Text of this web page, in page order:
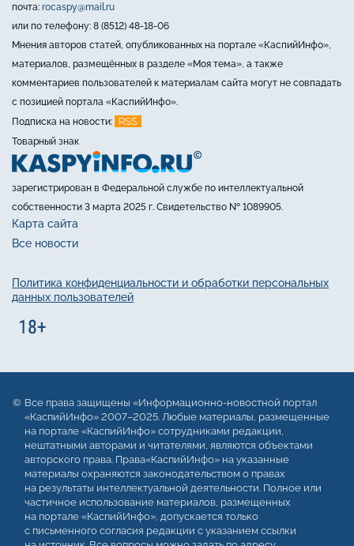
почта: rocaspy@mail.ru
или по телефону: 8 (8512) 48-18-06
Мнения авторов статей, опубликованных на портале «КаспийИнфо»,
материалов, размещённых в разделе «Моя тема», а также
комментариев пользователей к материалам сайта могут не совпадать
с позицией портала «КаспийИнфо».
Подписка на новости:
RSS
Товарный знак
зарегистрирован в Федеральной службе по интеллектуальной
собственности 3 марта 2025 г. Свидетельство № 1089905.
Карта сайта
Все новости
Политика конфиденциальности и обработки персональных
данных пользователей
Все права защищены «Информационно-новостной портал
«КаспийИнфо» 2007–2025. Любые материалы, размещенные
на портале «КаспийИнфо» сотрудниками редакции,
нештатными авторами и читателями, являются объектами
авторского права. Права«КаспийИнфо» на указанные
материалы охраняются законодательством о правах
на результаты интеллектуальной деятельности. Полное или
частичное использование материалов, размещенных
на портале «КаспийИнфо», допускается только
с письменного согласия редакции с указанием ссылки